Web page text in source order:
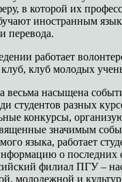
в которой их
иностранным
перевода.
работает
клуб молодых
весьма насыщена
студентов разных
конкурсы,
значимым
языка, работает
о последних
филиал ПГУ –
молодежной и